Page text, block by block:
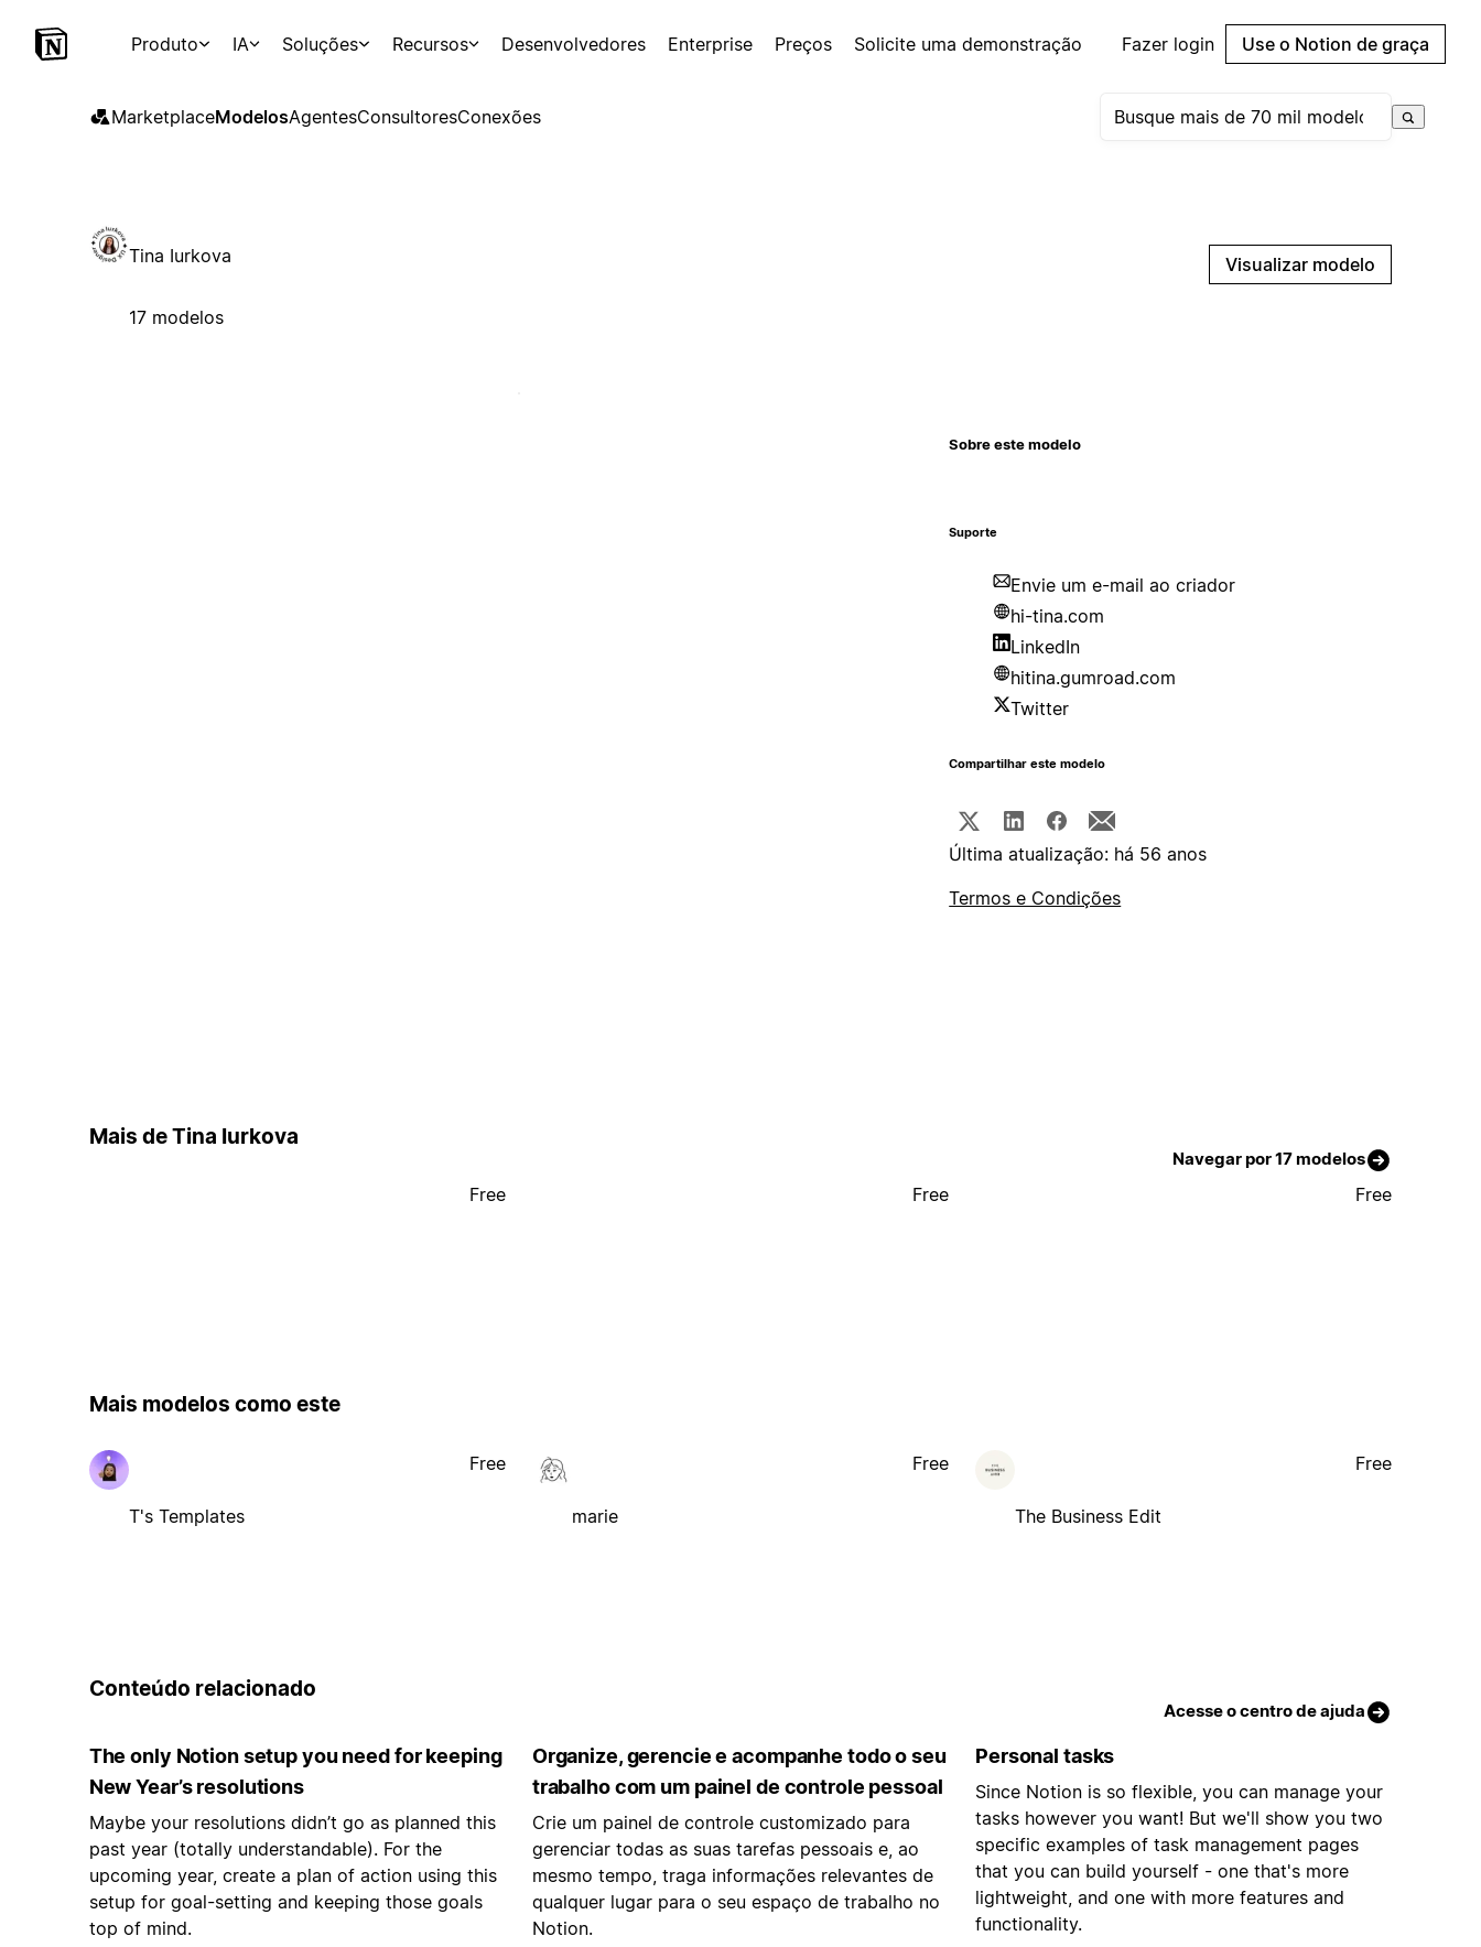
Produto IA Soluções Recursos Desenvolvedores Enterprise Preços Solicite uma demonstração Fazer login Use o Notion de graça
MarketplaceModelosAgentesConsultoresConexões
Tina Iurkova
17 modelos
Visualizar modelo
Sobre este modelo
Suporte
Envie um e-mail ao criador
hi-tina.com
LinkedIn
hitina.gumroad.com
Twitter
Compartilhar este modelo
Última atualização: há 56 anos
Termos e Condições
Mais de Tina Iurkova
Navegar por 17 modelos
Free Free Free
Mais modelos como este
T's Templates
Free
marie
Free
The Business Edit
Free
Conteúdo relacionado
Acesse o centro de ajuda
The only Notion setup you need for keeping
New Year’s resolutions
Maybe your resolutions didn’t go as planned this
past year (totally understandable). For the
upcoming year, create a plan of action using this
setup for goal-setting and keeping those goals
top of mind.
Organize, gerencie e acompanhe todo o seu
trabalho com um painel de controle pessoal
Crie um painel de controle customizado para
gerenciar todas as suas tarefas pessoais e, ao
mesmo tempo, traga informações relevantes de
qualquer lugar para o seu espaço de trabalho no
Notion.
Personal tasks
Since Notion is so flexible, you can manage your
tasks however you want! But we'll show you two
specific examples of task management pages
that you can build yourself - one that's more
lightweight, and one with more features and
functionality.